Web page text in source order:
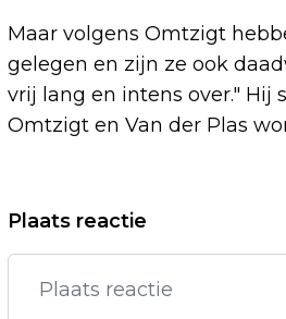
Maar volgens Omtzigt
gelegen en zijn ze ook
vrij lang en intens over." Hij
Omtzigt en Van der Plas
Vorig artikel
WILLEM II REKENT IN
MET NEC
Plaats reactie